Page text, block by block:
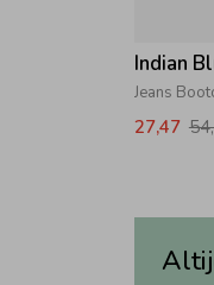
Indian
Jeans
27,47